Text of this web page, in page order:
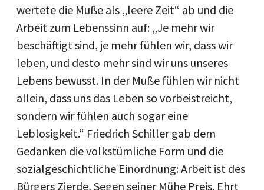
wertete die Muße als „leere Zeit“ ab und die
Arbeit zum Lebenssinn auf: „Je mehr wir
beschäftigt sind, je mehr fühlen wir, dass wir
leben, und desto mehr sind wir uns unseres
Lebens bewusst. In der Muße fühlen wir nicht
allein, dass uns das Leben so vorbeistreicht,
sondern wir fühlen auch sogar eine
Leblosigkeit.“ Friedrich Schiller gab dem
Gedanken die volkstümliche Form und die
sozialgeschichtliche Einordnung: Arbeit ist des
Bürgers Zierde, Segen seiner Mühe Preis. Ehrt